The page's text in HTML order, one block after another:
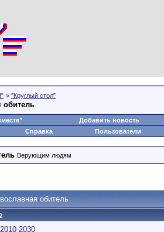
> "Круглый стол"
обитель
Добавить новость
Справка Пользователи
Верующим людям
обитель
2030